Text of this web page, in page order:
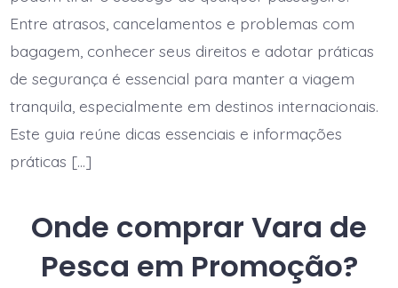
Entre atrasos, cancelamentos e problemas com
bagagem, conhecer seus direitos e adotar práticas
de segurança é essencial para manter a viagem
tranquila, especialmente em destinos internacionais.
Este guia reúne dicas essenciais e informações
práticas […]
Onde comprar Vara de
Pesca em Promoção?